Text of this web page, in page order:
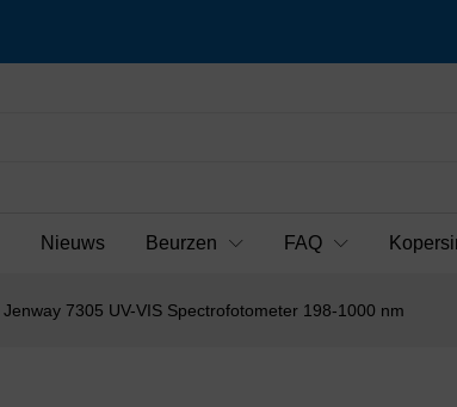
Nieuws Beurzen FAQ
Jenway 7305 UV-VIS Spectrofotometer 198-1000 nm